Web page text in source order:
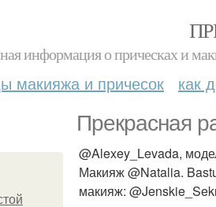
информация о прическах и
макияжа и причесок как
Прекрасная
@Alexey_Levada,
Макияж @Natalia.
макияж: